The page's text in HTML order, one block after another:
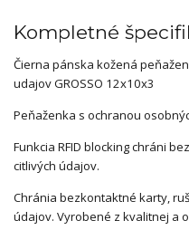
Kompletné
Čierna pánska kožená
udajov GROSSO 12x10x3
Peňaženka s ochranou
Funkcia RFID blocking chráni
citlivých údajov.
Chránia bezkontaktné karty,
údajov. Vyrobené z kvalitnej a